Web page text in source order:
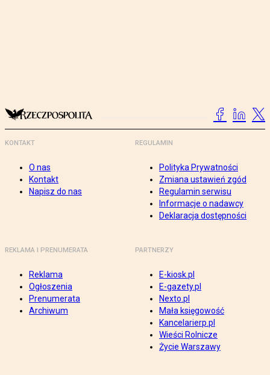
KONTAKT
O nas
Kontakt
Napisz do nas
REGULAMIN
Polityka Prywatności
Zmiana ustawień zgód
Regulamin serwisu
Informacje o nadawcy
Deklaracja dostępności
REKLAMA I PRENUMERATA
Reklama
Ogłoszenia
Prenumerata
Archiwum
PARTNERZY
E-kiosk.pl
E-gazety.pl
Nexto.pl
Mała księgowość
Kancelarierp.pl
Wieści Rolnicze
Życie Warszawy